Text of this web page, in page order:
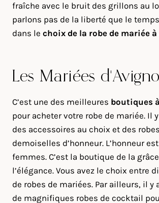
fraîche avec le bruit des grillons au
parlons pas de la liberté que le
dans le choix de la robe de mariée
Les Mariées
C’est une des meilleures boutiques
pour acheter votre robe de mariée. Il
des accessoires au choix et des
demoiselles d’honneur. L’honneur
femmes. C’est la boutique de la
l’élégance. Vous avez le choix entre
de robes de mariées. Par ailleurs, il y
de magnifiques robes de cocktail